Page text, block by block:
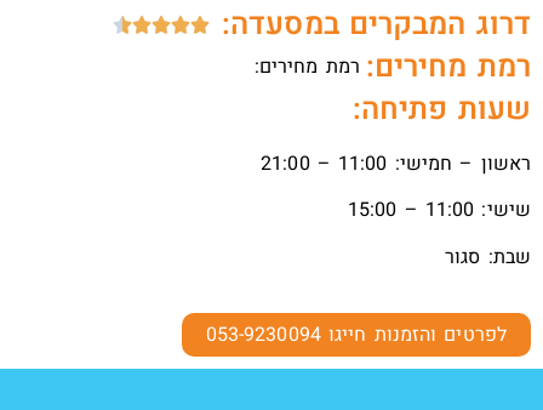
דרוג המבקרים במסעדה: 




רמת מחירים: רמת מחירים:
שעות פתיחה:
ראשון – חמישי: 11:00 – 21:00
שישי: 11:00 – 15:00
שבת: סגור
לפרטים והזמנות חייגו 053-9230094